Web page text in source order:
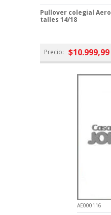
Pullover colegial Aero
talles 14/18
Precio: $10.999,99
AE000116